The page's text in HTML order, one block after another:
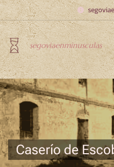
segoviaenminusculas
Caserío de